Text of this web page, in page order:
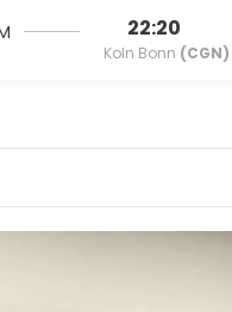
22:20
Koln Bonn (CGN)